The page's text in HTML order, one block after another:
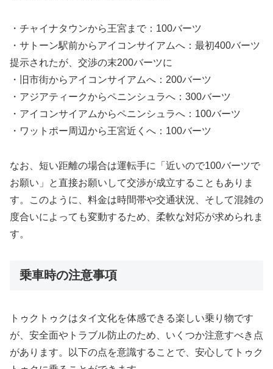
・チャイナタウンから王宮まで：100バーツ
・サトーン駅前からアイコンサイアムへ：最初400バーツ
提示されたが、交渉の末200バーツに
・旧市街からアイコンサイアムへ：200バーツ
・アジアティークからペニンシュラへ：300バーツ
・アイコンサイアムからペニンシュラへ：100バーツ
・ワットポー周辺から王宮近くへ：100バーツ
なお、短い距離の場合は運転手に「近いので100バーツで
お願い」と直接お願いして交渉が成立することもありま
す。このように、料金は時間帯や交通状況、そして混雑の
度合いによっても変動するため、柔軟な対応が求められま
す。
乗車時の注意事項
トゥクトゥクはタイ文化を体感できる楽しい乗り物です
が、安全面やトラブル防止のため、いくつか注意すべき点
があります。以下の点を意識することで、安心してトゥク